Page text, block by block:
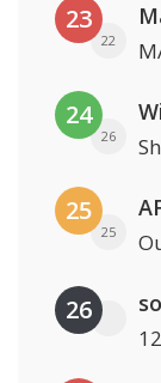
23
22
24
26
25
25
26